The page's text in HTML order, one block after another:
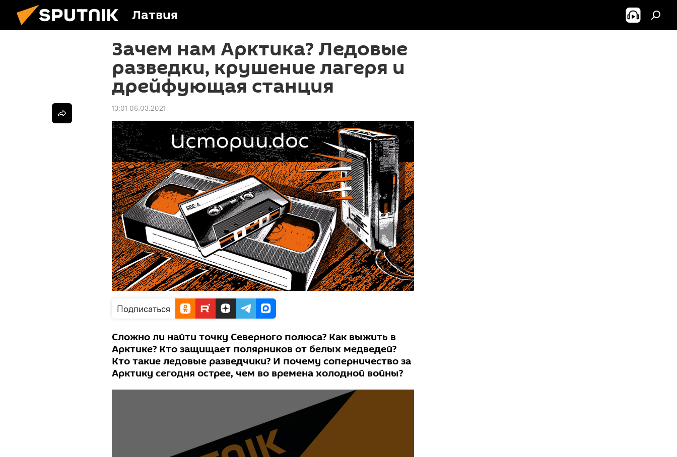
Латвия
Зачем нам Арктика? Ледовые
разведки, крушение лагеря и
дрейфующая станция
13:01 06.03.2021
Подписаться
Сложно ли найти точку Северного полюса? Как выжить в
Арктике? Кто защищает полярников от белых медведей?
Кто такие ледовые разведчики? И почему соперничество за
Арктику сегодня острее, чем во времена холодной войны?